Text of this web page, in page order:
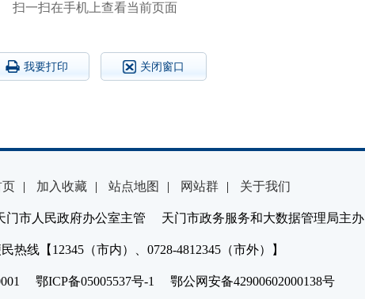
扫一扫在手机上查看当前页面
我要打印 关闭窗口
| 加入收藏 | 站点地图 | 网站群 | 关于我们
市人民政府办公室主管 天门市政务服务和大数据管理局主办
热线【12345（市内）、0728-4812345（市外）】
鄂ICP备05005537号-1 鄂公网安备42900602000138号